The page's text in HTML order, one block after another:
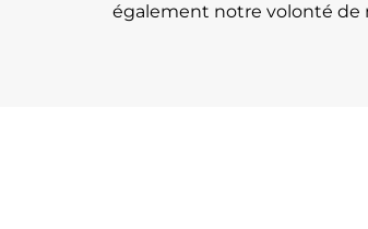
également notre volonté de